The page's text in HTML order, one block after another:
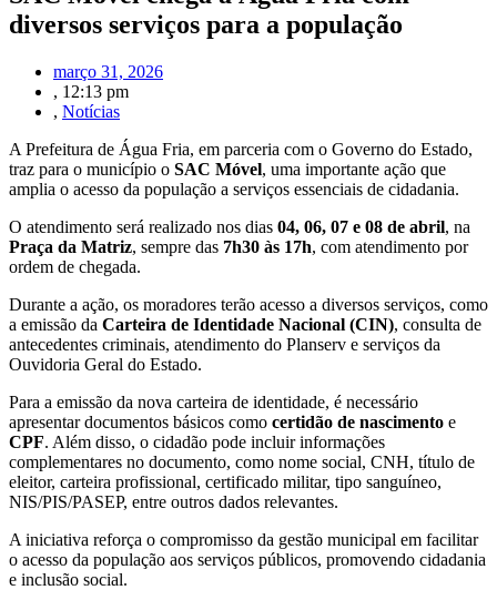
diversos serviços para a população
março 31, 2026
, 12:13 pm
, Notícias
A Prefeitura de Água Fria, em parceria com o Governo do Estado,
traz para o município o SAC Móvel, uma importante ação que
amplia o acesso da população a serviços essenciais de cidadania.
O atendimento será realizado nos dias 04, 06, 07 e 08 de abril, na
Praça da Matriz, sempre das 7h30 às 17h, com atendimento por
ordem de chegada.
Durante a ação, os moradores terão acesso a diversos serviços, como
a emissão da Carteira de Identidade Nacional (CIN), consulta de
antecedentes criminais, atendimento do Planserv e serviços da
Ouvidoria Geral do Estado.
Para a emissão da nova carteira de identidade, é necessário
apresentar documentos básicos como certidão de nascimento e
CPF. Além disso, o cidadão pode incluir informações
complementares no documento, como nome social, CNH, título de
eleitor, carteira profissional, certificado militar, tipo sanguíneo,
NIS/PIS/PASEP, entre outros dados relevantes.
A iniciativa reforça o compromisso da gestão municipal em facilitar
o acesso da população aos serviços públicos, promovendo cidadania
e inclusão social.